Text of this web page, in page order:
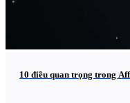
10 điều quan trọng trong